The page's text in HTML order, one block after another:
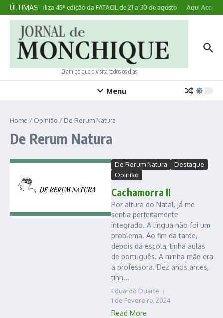
Ir para o conteúdo
ÚLTIMAS
Lagoa realiza 45ª edição da FATACIL de 21 a 30 de agosto Aqui
O amigo que o visita todos os dias
Menu
Home / Opinião / De Rerum Natura
De Rerum Natura
De Rerum Natura
Destaque
Opinião
Cachamorra II
Por altura do Natal, já me
sentia perfeitamente
integrado. A língua não foi um
problema. Ao fim da tarde,
depois da escola, tinha aulas
de português. A minha mãe era
a professora. Dez anos antes,
tinh...
Eduardo Duarte
1 de Fevereiro, 2024
Read More